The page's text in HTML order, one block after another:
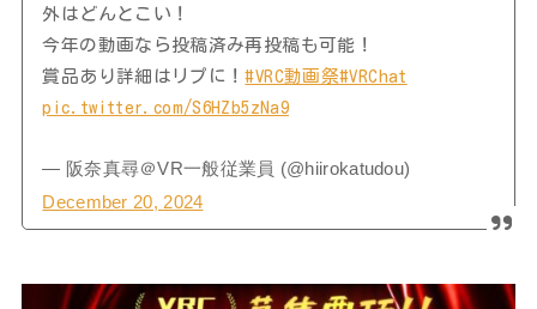
外はどんとこい！
今年の動画なら投稿済み再投稿も可能！
賞品あり詳細はリプに！#VRC動画祭#VRChat
pic.twitter.com/S6HZb5zNa9
— 阪奈真尋＠VR一般従業員 (@hiirokatudou)
December 20, 2024